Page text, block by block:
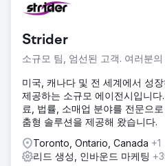
Strider
소규모 팀, 엄선된 고객. 여러분
미국, 캐나다 및 전 세계에서 성
제공하는 소규모 에이전시입니
료, 법률, 소매업 분야를 전문으
춤형 솔루션을 제공해 왔습니다.
Toronto, Ontario, Canada +1
리드 생성, 인바운드 마케팅